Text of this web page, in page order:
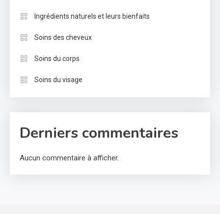
Ingrédients naturels et leurs bienfaits
Soins des cheveux
Soins du corps
Soins du visage
Derniers commentaires
Aucun commentaire à afficher.